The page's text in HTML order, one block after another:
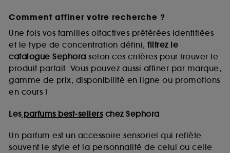
Comment affiner votre recherche ?
Une fois vos familles olfactives préférées identifiées
et le type de concentration défini, filtrez le
catalogue Sephora selon ces critères pour trouver le
produit parfait. Vous pouvez aussi affiner par marque,
gamme de prix, disponibilité en ligne ou promotions
en cours !
Lesparfums best-sellerschez Sephora
Un parfum est un accessoire sensoriel qui reflète
souvent le style et la personnalité de celui ou celle